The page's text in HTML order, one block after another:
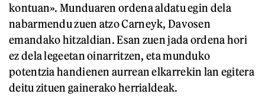
kontuan». Munduaren ordena aldatu egin dela
nabarmendu zuen atzo Carneyk, Davosen
emandako hitzaldian. Esan zuen jada ordena hori
ez dela legeetan oinarritzen, eta munduko
potentzia handienen aurrean elkarrekin lan egitera
deitu zituen gainerako herrialdeak.